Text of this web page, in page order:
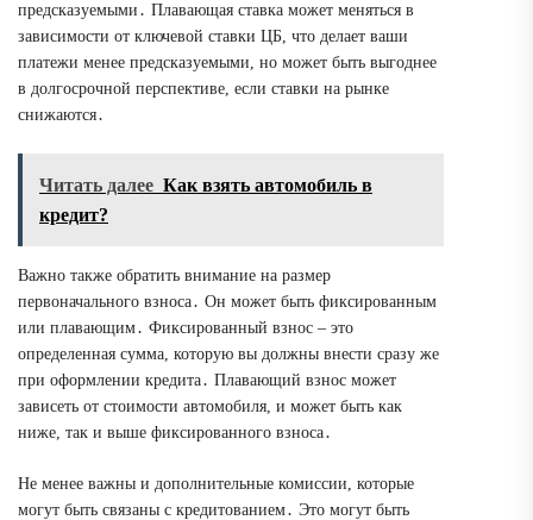
предсказуемыми․ Плавающая ставка может меняться в
зависимости от ключевой ставки ЦБ, что делает ваши
платежи менее предсказуемыми, но может быть выгоднее
в долгосрочной перспективе, если ставки на рынке
снижаются․
Читать далее Как взять автомобиль в
кредит?
Важно также обратить внимание на размер
первоначального взноса․ Он может быть фиксированным
или плавающим․ Фиксированный взнос – это
определенная сумма, которую вы должны внести сразу же
при оформлении кредита․ Плавающий взнос может
зависеть от стоимости автомобиля, и может быть как
ниже, так и выше фиксированного взноса․
Не менее важны и дополнительные комиссии, которые
могут быть связаны с кредитованием․ Это могут быть